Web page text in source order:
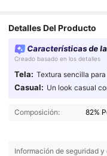
Detalles Del Producto
Características de
Creado basado en los detalles
Tela: Textura sencilla
Casual: Un look casual
Composición: 82%
Información de seguridad